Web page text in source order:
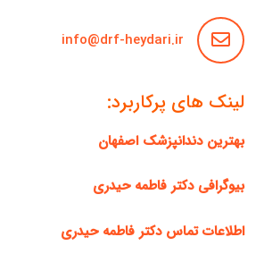
info@drf-heydari.ir
لینک های پرکاربرد:
بهترین دندانپزشک اصفهان
بیوگرافی دکتر فاطمه حیدری
اطلاعات تماس دکتر فاطمه حیدری